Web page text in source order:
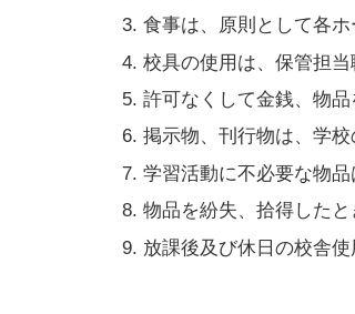
食事は、原則として各
校具の使用は、保管担当
許可なくして金銭、物
掲示物、刊行物は、学校
学習活動に不必要な物品
物品を紛失、拾得した
放課後及び休日の校舎